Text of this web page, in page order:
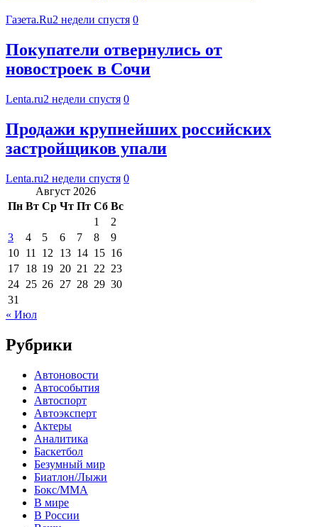
Газета.Ru2 недели спустя 0
Покупатели отвернулись от
новостроек в Сочи
Lenta.ru2 недели спустя 0
Продажи крупнейших российских
застройщиков упали
Lenta.ru2 недели спустя 0
Август 2026
Пн Вт Ср Чт Пт Сб Вс
1
2
3
4 5 6 7 8
9
10 11 12 13 14 15 16
17 18 19 20 21 22 23
24 25 26 27 28 29 30
31
« Июл
Рубрики
Автоновости
Автособытия
Автоспорт
Автоэксперт
Актеры
Аналитика
Баскетбол
Безумный мир
Биатлон/Лыжи
Бокс/MMA
В мире
В России